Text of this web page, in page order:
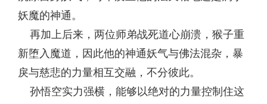
妖魔的神通。
再加上后来，两位师弟战死道心崩溃，猴子重
新堕入魔道，因此他的神通妖气与佛法混杂，暴
戾与慈悲的力量相互交融，不分彼此。
孙悟空实力强横，能够以绝对的力量控制住这